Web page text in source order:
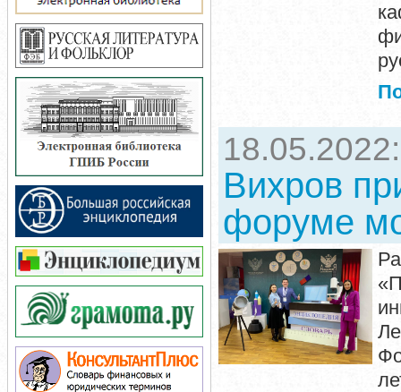
Вихров
форуме